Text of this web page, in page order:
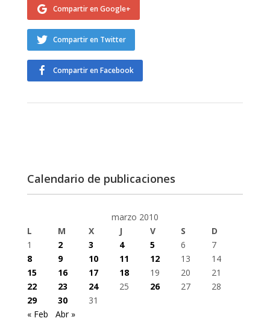
Compartir en Google+
Compartir en Twitter
Compartir en Facebook
Calendario de publicaciones
marzo 2010
L
M X J V S
D
1
2 3 4 5 6
7
8
9 10 11 12 13
14
15
16 17 18 19 20
21
22
23 24 25 26 27
28
29
30
31
« Feb
Abr »